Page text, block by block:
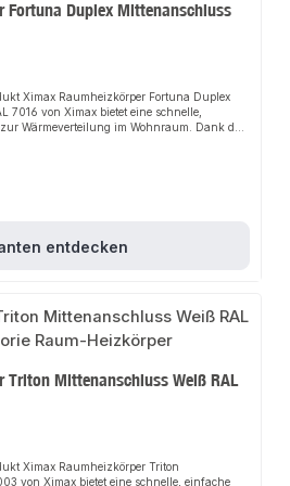
Fortuna Duplex Mittenanschluss
Ximax Raumheizkörper Fortuna Duplex
7016 von Ximax bietet eine schnelle,
Wärmeverteilung im Wohnraum. Dank der
für eine hohe Heizleistung und eine
bereichert. Das robuste Design und die
Produkt zu einer zuverlässigen Wahl für
entdecken
Triton Mittenanschluss Weiß RAL
Ximax Raumheizkörper Triton
von Ximax bietet eine schnelle, einfache